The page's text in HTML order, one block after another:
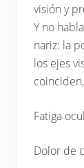
visión y
Y no
nariz: la
los ejes
Fatiga
Dolor de